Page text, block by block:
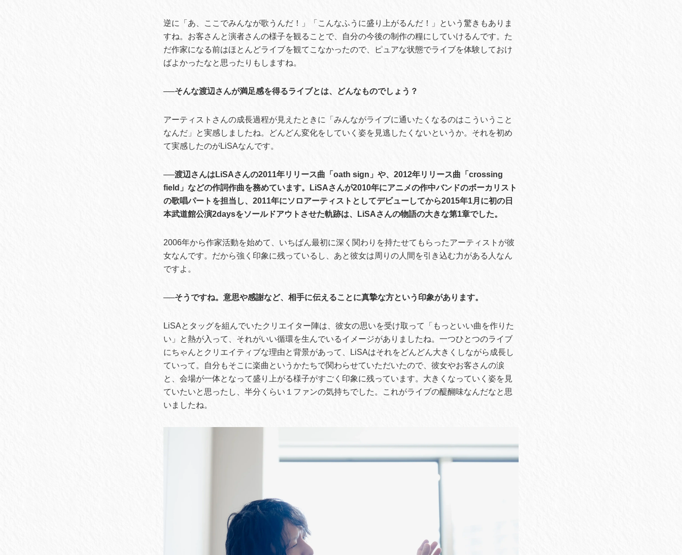
逆に「あ、ここでみんなが歌うんだ！」「こんなふうに盛り上がるんだ！」という驚きもありま
すね。お客さんと演者さんの様子を観ることで、自分の今後の制作の糧にしていけるんです。た
だ作家になる前はほとんどライブを観てこなかったので、ピュアな状態でライブを体験しておけ
ばよかったなと思ったりもしますね。
──そんな渡辺さんが満足感を得るライブとは、どんなものでしょう？
アーティストさんの成長過程が見えたときに「みんながライブに通いたくなるのはこういうこと
なんだ」と実感しましたね。どんどん変化をしていく姿を見逃したくないというか。それを初め
て実感したのがLiSAなんです。
──渡辺さんはLiSAさんの2011年リリース曲「oath sign」や、2012年リリース曲「crossing
field」などの作詞作曲を務めています。LiSAさんが2010年にアニメの作中バンドのボーカリスト
の歌唱パートを担当し、2011年にソロアーティストとしてデビューしてから2015年1月に初の日
本武道館公演2daysをソールドアウトさせた軌跡は、LiSAさんの物語の大きな第1章でした。
2006年から作家活動を始めて、いちばん最初に深く関わりを持たせてもらったアーティストが彼
女なんです。だから強く印象に残っているし、あと彼女は周りの人間を引き込む力がある人なん
ですよ。
──そうですね。意思や感謝など、相手に伝えることに真摯な方という印象があります。
LiSAとタッグを組んでいたクリエイター陣は、彼女の思いを受け取って「もっといい曲を作りた
い」と熱が入って、それがいい循環を生んでいるイメージがありましたね。一つひとつのライブ
にちゃんとクリエイティブな理由と背景があって、LiSAはそれをどんどん大きくしながら成長し
ていって。自分もそこに楽曲というかたちで関わらせていただいたので、彼女やお客さんの涙
と、会場が一体となって盛り上がる様子がすごく印象に残っています。大きくなっていく姿を見
ていたいと思ったし、半分くらい１ファンの気持ちでした。これがライブの醍醐味なんだなと思
いましたね。